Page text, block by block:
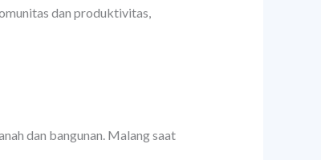
dan produktivitas,
dan bangunan. Malang saat